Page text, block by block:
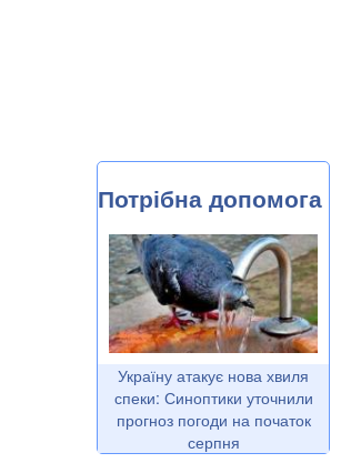
Потрібна допомога
Україну атакує нова хвиля
спеки: Синоптики уточнили
прогноз погоди на початок
серпня